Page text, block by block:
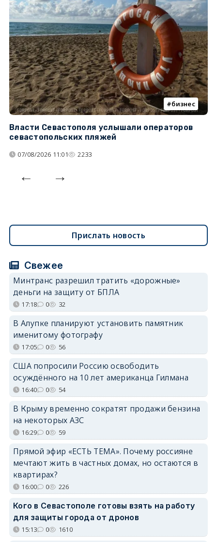
бизнес
Власти Севастополя услышали операторов
севастопольских пляжей
07/08/2026 11:01 2233
Прислать новость
Свежее
Минтранс разрешил тратить «дорожные»
деньги на защиту от БПЛА
17:18 0 32
В Алупке планируют установить памятник
именитому фотографу
17:05 0 56
США попросили Россию освободить
осуждённого на 10 лет американца Гилмана
16:40 0 54
В Крыму временно сократят продажи бензина
на некоторых АЗС
16:29 0 59
Прямой эфир «ЕСТЬ ТЕМА». Почему россияне
мечтают жить в частных домах, но остаются в
квартирах?
16:00 0 226
Кого в Севастополе готовы взять на работу
для защиты города от дронов
15:13 0 1610